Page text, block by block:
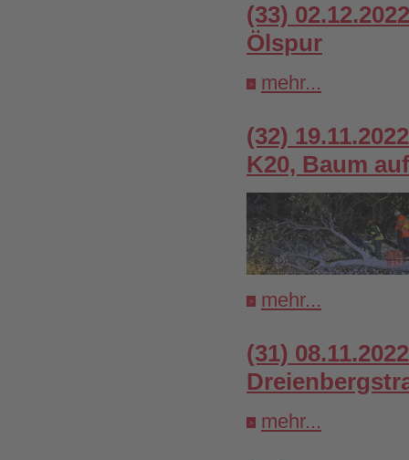
(33)
Ölspur
mehr...
(32)
K20, Baum
mehr...
(31)
mehr...